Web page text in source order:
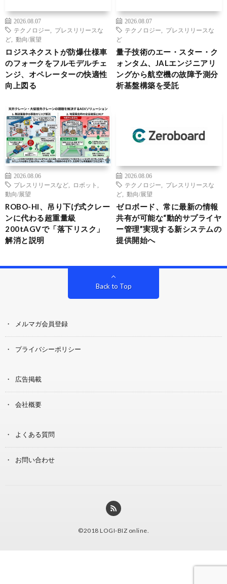
2026.08.07
テクノロジー
プレスリリースな
ど
動向/展望
ロジスネクストが防爆仕様車
のフォークをフルモデルチェ
ンジ、オペレーターの快適性
向上図る
2026.08.07
テクノロジー
プレスリリースな
ど
量子技術のエー・スター・ク
ォンタム、JALエンジニアリ
ングから航空機の故障予測分
析基盤構築を受託
2026.08.06
プレスリリースなど
ロボット
動向/展望
ROBO-HI、吊り下げ式クレー
ンに代わる超重量級
200tAGVで「落下リスク」
解消と説明
2026.08.06
テクノロジー
プレスリリースな
ど
動向/展望
ゼロボード、常に最新の情報
共有が可能な“動的サプライヤ
ー管理”実現する新システムの
提供開始へ
Back to Top
メルマガ会員登録
プライバシーポリシー
広告掲載
会社概要
よくある質問
お問い合わせ
©2018 LOGI-BIZ online